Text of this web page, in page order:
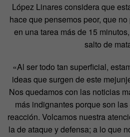
López Linares considera que
hace que pensemos peor, que
en una tarea más de 15
salto de
«Al ser todo tan superficial,
ideas que surgen de este
Nos quedamos con las noticias
más indignantes porque son
reacción. Volcamos nuestra
la de ataque y defensa; a lo que